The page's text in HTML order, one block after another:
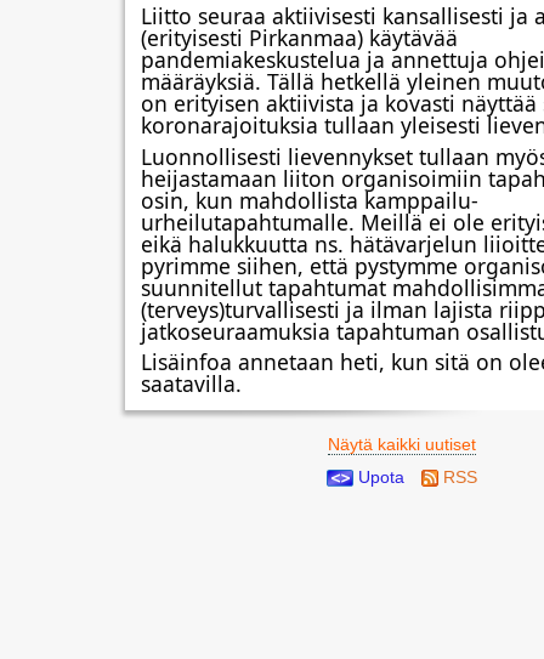
Liitto seuraa aktiivisesti kansallisesti ja
(erityisesti Pirkanmaa) käytävää
pandemiakeskustelua ja annettuja
määräyksiä. Tällä hetkellä yleinen
on erityisen aktiivista ja kovasti
koronarajoituksia tullaan yleisesti
Luonnollisesti lievennykset tullaan
heijastamaan liiton organisoimiin
osin, kun mahdollista kamppailu-
urheilutapahtumalle. Meillä ei ole
eikä halukkuutta ns. hätävarjelun
pyrimme siihen, että pystymme
suunnitellut tapahtumat
(terveys)turvallisesti ja ilman lajista
jatkoseuraamuksia tapahtuman
Lisäinfoa annetaan heti, kun sitä on
saatavilla.
Näytä kaikki uutiset
Upota
RSS